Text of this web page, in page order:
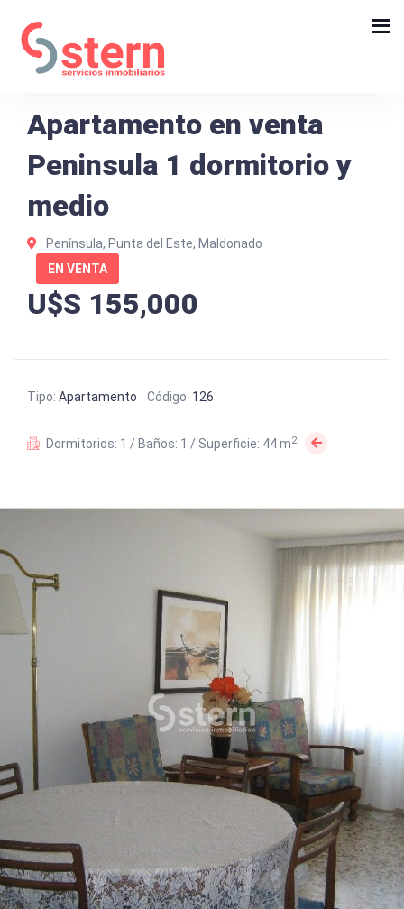
Apartamento en venta
Peninsula 1 dormitorio y
medio
Península, Punta del Este, Maldonado
EN VENTA
U$S 155,000
Tipo: Apartamento Código: 126
Dormitorios: 1 / Baños: 1 / Superficie: 44 m2